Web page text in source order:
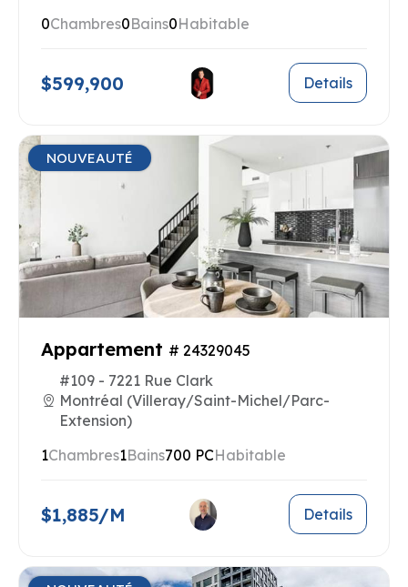
0Chambres0Bains0Habitable
$599,900 Details
NOUVEAUTÉ
Appartement # 24329045
#109 - 7221 Rue Clark
Montréal (Villeray/Saint-Michel/Parc-
Extension)
1Chambres1Bains700 PCHabitable
$1,885/M Details